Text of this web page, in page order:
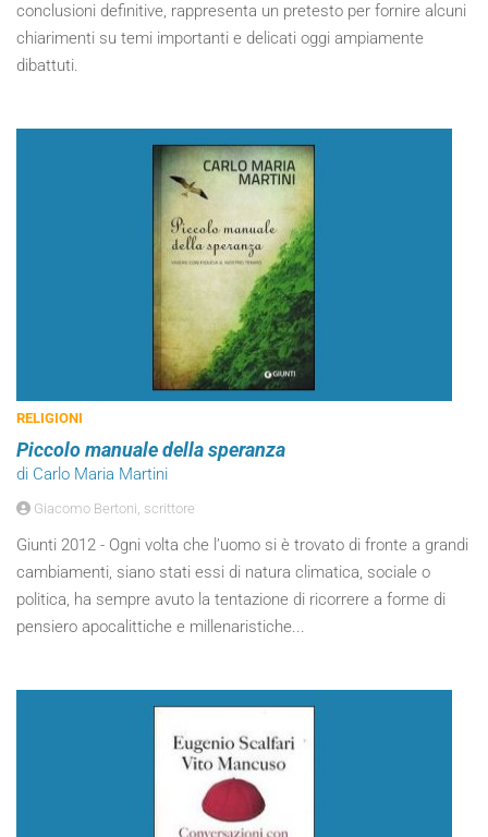
conclusioni definitive, rappresenta un pretesto per fornire alcuni
chiarimenti su temi importanti e delicati oggi ampiamente
dibattuti.
RELIGIONI
Piccolo manuale della speranza
di Carlo Maria Martini
Giacomo Bertoni, scrittore
Giunti 2012 - Ogni volta che l’uomo si è trovato di fronte a grandi
cambiamenti, siano stati essi di natura climatica, sociale o
politica, ha sempre avuto la tentazione di ricorrere a forme di
pensiero apocalittiche e millenaristiche...